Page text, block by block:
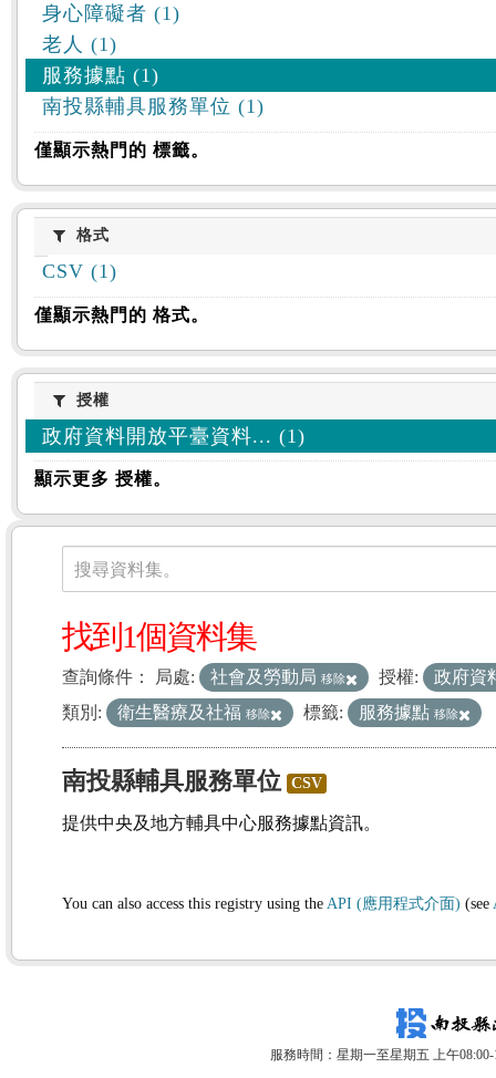
身心障礙者 (1)
老人 (1)
服務據點 (1)
南投縣輔具服務單位 (1)
僅顯示熱門的 標籤。
格式格式
CSV (1)
僅顯示熱門的 格式。
授權授權
政府資料開放平臺資料... (1)
顯示更多 授權。
資料集
搜尋資料集。
找到1個資料集
查詢條件： 局處: 社會及勞動局 移除 授權:
政府資
類別:
衛生醫療及社福 移除 標籤: 服務據點 移除
南投縣輔具服務單位 CSV
提供中央及地方輔具中心服務據點資訊。
You can also access this registry using the API (應用程式介面) (see
服務時間：星期一至星期五 上午